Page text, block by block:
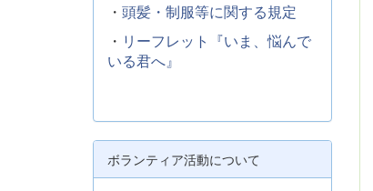
・ 頭髪・制服等に関する規定
・ リーフレット『いま、悩んで
いる君へ』
ボランティア活動について